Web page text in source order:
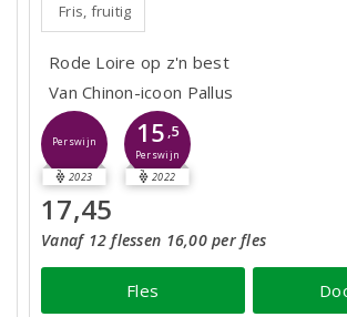
Fris, fruitig
Rode Loire op z'n best
Van Chinon-icoon Pallus
Perswijn
2023
15 ,5
Perswijn
2022
17,45
Vanaf 12 flessen 16,00 per fles
Fles